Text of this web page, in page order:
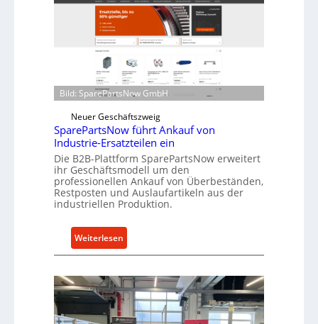
ü
i
d
i
r
e
k
t
e
A
n
t
e
e
l
o
e
n
t
w
i
c
k
e
l
t
X
0
-
l
a
Bild: SparePartsNow GmbH
Neuer Geschäftszweig
SparePartsNow führt Ankauf von
Industrie-Ersatzteilen ein
Die B2B-Plattform SparePartsNow erweitert
ihr Geschäftsmodell um den
professionellen Ankauf von Überbeständen,
Restposten und Auslaufartikeln aus der
industriellen Produktion.
Weiterlesen:
S
a
r